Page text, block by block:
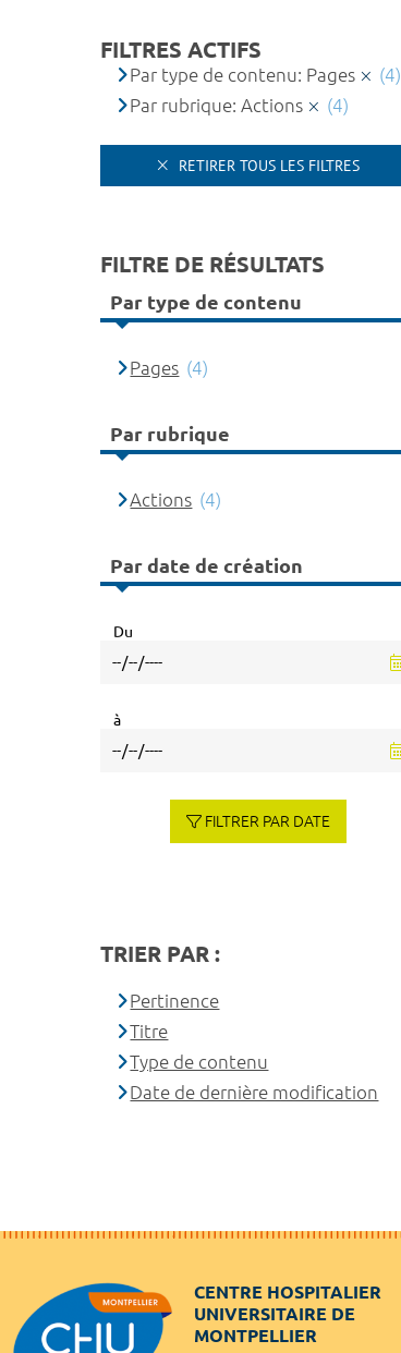
FILTRES ACTIFS
Par type de contenu: Pages
(4)
Par rubrique: Actions
(4)
RETIRER TOUS LES FILTRES
FILTRE DE RÉSULTATS
Par type de contenu
Pages (4)
Par rubrique
Actions (4)
Par date de création
Du
à
FILTRER PAR DATE
TRIER PAR :
Pertinence
Titre
Type de contenu
Date de dernière modification
CENTRE HOSPITALIER
UNIVERSITAIRE DE
MONTPELLIER